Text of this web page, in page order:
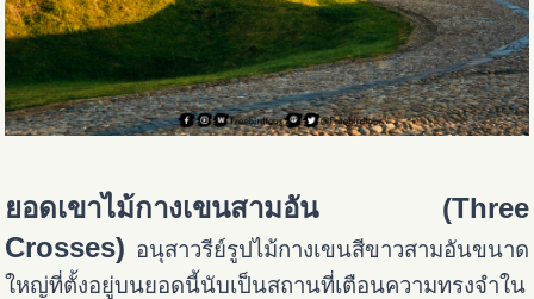
ยอดเขาไม้กางเขนสามอัน (Three
Crosses) อนุสาวรีย์รูปไม้กางเขนสีขาวสามอันขนาด
ใหญ่ที่ตั้งอยู่บนยอดนี้นับเป็นสถานที่เตือนความทรงจำใน